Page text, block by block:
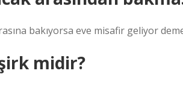
bakıyorsa eve misafir geliyor
midir?